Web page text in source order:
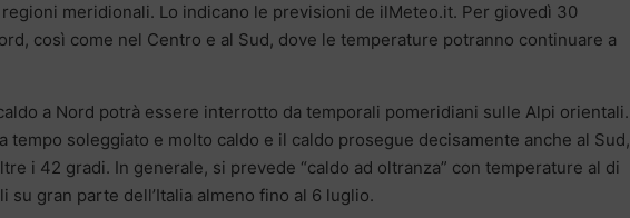
meridionali. Lo indicano le previsioni de ilMeteo.it. Per giovedì 30
così come nel Centro e al Sud, dove le temperature potranno continuare a
a Nord potrà essere interrotto da temporali pomeridiani sulle Alpi orientali.
tempo soleggiato e molto caldo e il caldo prosegue decisamente anche al Sud,
i 42 gradi. In generale, si prevede “caldo ad oltranza” con temperature al di
su gran parte dell’Italia almeno fino al 6 luglio.